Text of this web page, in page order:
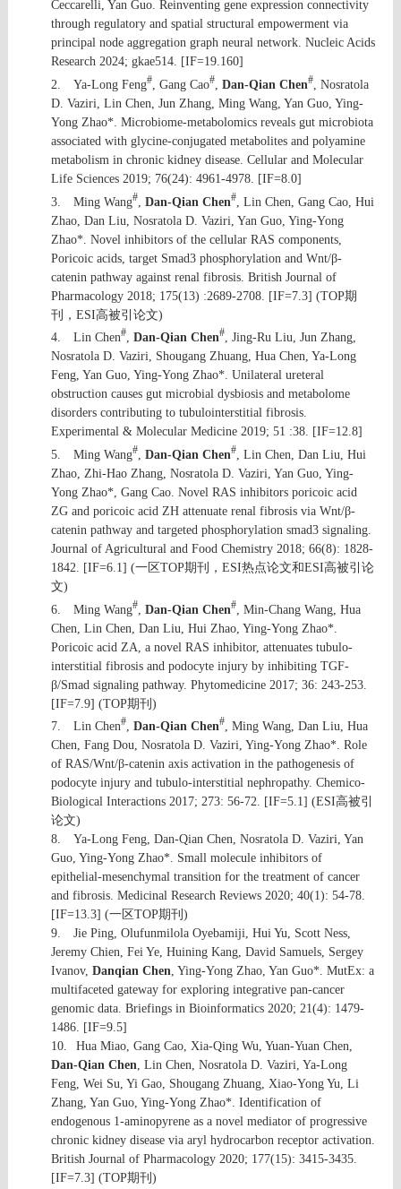
Ceccarelli, Yan Guo. Reinventing gene expression connectivity
through regulatory and spatial structural empowerment via
principal node aggregation graph neural network. Nucleic Acids
Research 2024; gkae514. [IF=19.160]
2.
Ya-Long Feng#, Gang Cao#, Dan-Qian Chen#, Nosratola
D. Vaziri, Lin Chen, Jun Zhang, Ming Wang, Yan Guo, Ying-
Yong Zhao*. Microbiome-metabolomics reveals gut microbiota
associated with glycine-conjugated metabolites and polyamine
metabolism in chronic kidney disease. Cellular and Molecular
Life Sciences 2019; 76(24): 4961-4978. [IF=8.0]
3.
Ming Wang#, Dan-Qian Chen#, Lin Chen, Gang Cao, Hui
Zhao, Dan Liu, Nosratola D. Vaziri, Yan Guo, Ying-Yong
Zhao*. Novel inhibitors of the cellular RAS components,
Poricoic acids, target Smad3 phosphorylation and Wnt/β-
catenin pathway against renal fibrosis. British Journal of
Pharmacology 2018; 175(13) :2689-2708. [IF=7.3] (TOP期
刊， ESI高被引论文)
4.
Lin Chen#, Dan-Qian Chen#, Jing-Ru Liu, Jun Zhang,
Nosratola D. Vaziri, Shougang Zhuang, Hua Chen, Ya-Long
Feng, Yan Guo, Ying-Yong Zhao*. Unilateral ureteral
obstruction causes gut microbial dysbiosis and metabolome
disorders contributing to tubulointerstitial fibrosis.
Experimental & Molecular Medicine 2019; 51 :38. [IF=12.8]
5.
Ming Wang#, Dan-Qian Chen#, Lin Chen, Dan Liu, Hui
Zhao, Zhi-Hao Zhang, Nosratola D. Vaziri, Yan Guo, Ying-
Yong Zhao*, Gang Cao. Novel RAS inhibitors poricoic acid
ZG and poricoic acid ZH attenuate renal fibrosis via Wnt/β-
catenin pathway and targeted phosphorylation smad3 signaling.
Journal of Agricultural and Food Chemistry 2018; 66(8): 1828-
1842. [IF=6.1] (一区TOP期刊， ESI热点论文和ESI高被引论
文)
6.
Ming Wang#, Dan-Qian Chen#, Min-Chang Wang, Hua
Chen, Lin Chen, Dan Liu, Hui Zhao, Ying-Yong Zhao*.
Poricoic acid ZA, a novel RAS inhibitor, attenuates tubulo-
interstitial fibrosis and podocyte injury by inhibiting TGF-
β/Smad signaling pathway. Phytomedicine 2017; 36: 243-253.
[IF=7.9] (TOP期刊 )
7.
Lin Chen#, Dan-Qian Chen#, Ming Wang, Dan Liu, Hua
Chen, Fang Dou, Nosratola D. Vaziri, Ying-Yong Zhao*. Role
of RAS/Wnt/β-catenin axis activation in the pathogenesis of
podocyte injury and tubulo-interstitial nephropathy. Chemico-
Biological Interactions 2017; 273: 56-72. [IF=5.1] (ESI高被引
论文)
8.
Ya-Long Feng, Dan-Qian Chen, Nosratola D. Vaziri, Yan
Guo, Ying-Yong Zhao*. Small molecule inhibitors of
epithelial-mesenchymal transition for the treatment of cancer
and fibrosis. Medicinal Research Reviews 2020; 40(1): 54-78.
[IF=13.3] (一区TOP期刊 )
9.
Jie Ping, Olufunmilola Oyebamiji, Hui Yu, Scott Ness,
Jeremy Chien, Fei Ye, Huining Kang, David Samuels, Sergey
Ivanov, Danqian Chen, Ying-Yong Zhao, Yan Guo*. MutEx: a
multifaceted gateway for exploring integrative pan-cancer
genomic data. Briefings in Bioinformatics 2020; 21(4): 1479-
1486. [IF=9.5]
10.
Hua Miao, Gang Cao, Xia-Qing Wu, Yuan-Yuan Chen,
Dan-Qian Chen, Lin Chen, Nosratola D. Vaziri, Ya-Long
Feng, Wei Su, Yi Gao, Shougang Zhuang, Xiao-Yong Yu, Li
Zhang, Yan Guo, Ying-Yong Zhao*. Identification of
endogenous 1-aminopyrene as a novel mediator of progressive
chronic kidney disease via aryl hydrocarbon receptor activation.
British Journal of Pharmacology 2020; 177(15): 3415-3435.
[IF=7.3] (TOP期刊 )